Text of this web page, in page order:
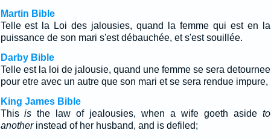
Martin Bible
Telle est la Loi des jalousies, quand la femme qui est en la
puissance de son mari s'est débauchée, et s'est souillée.
Darby Bible
Telle est la loi de jalousie, quand une femme se sera detournee
pour etre avec un autre que son mari et se sera rendue impure,
King James Bible
Thisis the law of jealousies, when a wife goeth aside to
anotherinstead of her husband, and is defiled;